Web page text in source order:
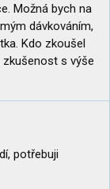
Možná bych na
dávkováním,
Kdo zkoušel
s výše
potřebuji